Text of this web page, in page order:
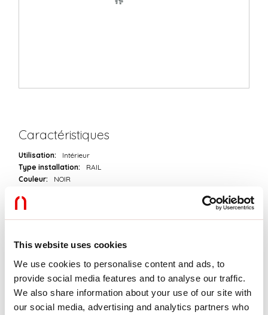
This website uses cookies
We use cookies to personalise content and ads, to
provide social media features and to analyse our traffic.
We also share information about your use of our site with
our social media, advertising and analytics partners who
Caractéristiques
Utilisation:
Intérieur
Type installation:
RAIL
Couleur:
NOIR
H:
Données techniques